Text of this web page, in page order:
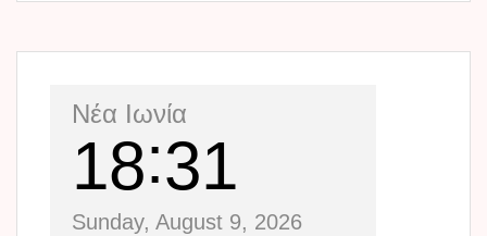
Νέα Ιωνία
18 31
Sunday, August 9, 2026